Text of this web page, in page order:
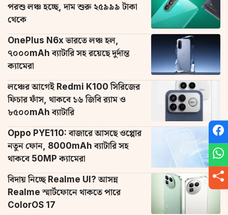
পরশু লঞ্চ হচ্ছে, দাম শুরু ২৫৯৯৯ টাকা
থেকে
OnePlus N6x ভারতে লঞ্চ হল,
৭০০০mAh ব্যাটারি সহ রয়েছে দুর্দান্ত
ক্যামেরা
লঞ্চের আগেই Redmi K100 সিরিজের
ফিচার ফাঁস, থাকবে ১৬ জিবি র‌্যাম ও
৮৫০০mAh ব্যাটারি
Oppo PYE110: বাজারে আসছে ওপ্পোর
নতুন ফোন, 8000mAh ব্যাটারি সহ
থাকবে 50MP ক্যামেরা
বিদায় নিচ্ছে Realme UI? আসন্ন
Realme স্মার্টফোনে থাকতে পারে
ColorOS 17